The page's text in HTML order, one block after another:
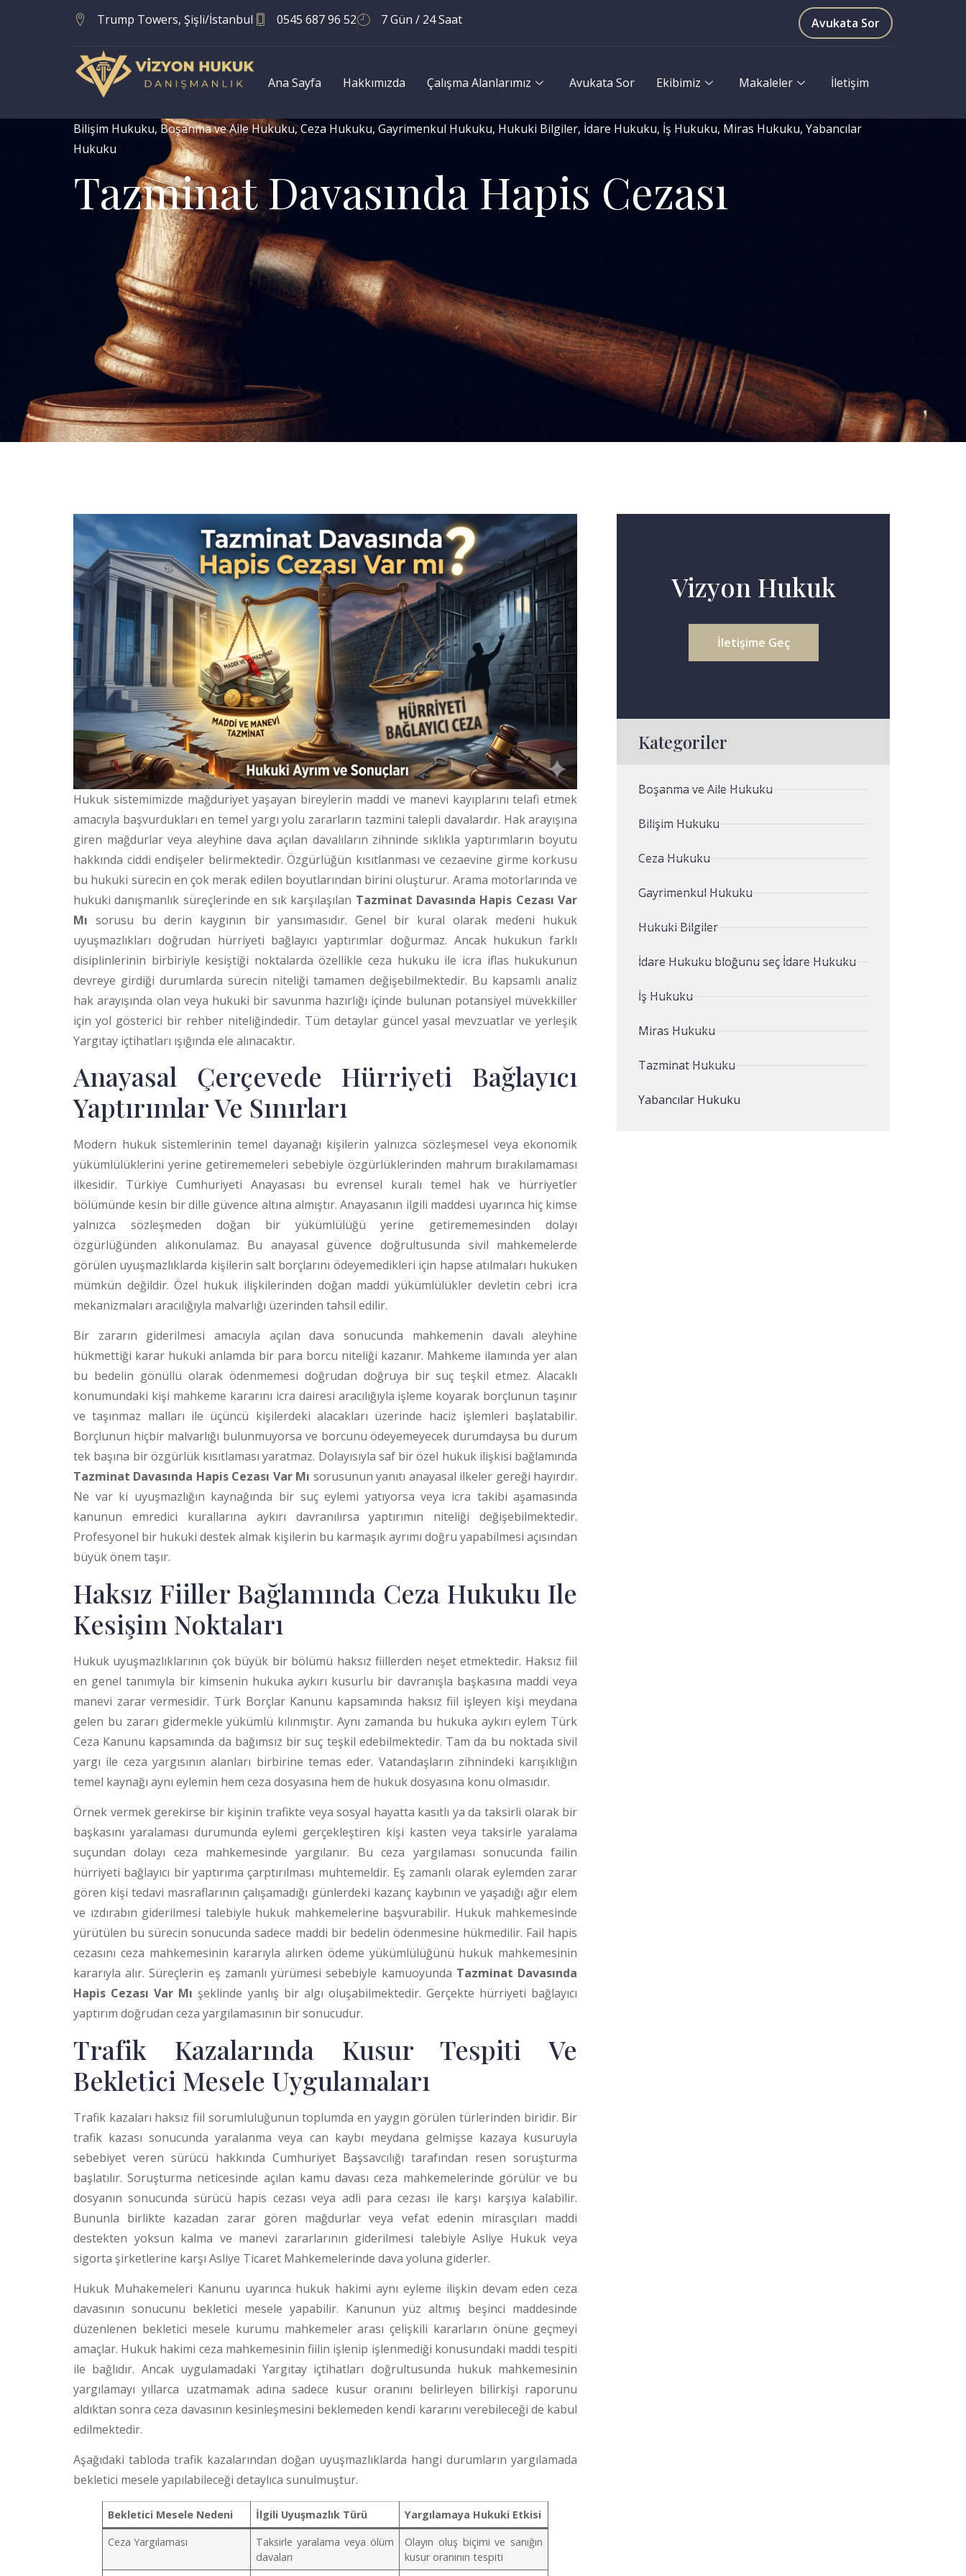
Trump Towers, Şişli/İstanbul 0545 687 96 52 7 Gün / 24 Saat Avukata Sor
Ana Sayfa Hakkımızda Çalışma Alanlarımız Avukata Sor Ekibimiz Makaleler İletişim
Bilişim Hukuku, Boşanma ve Aile Hukuku,Ceza Hukuku, Gayrimenkul Hukuku, Hukuki Bilgiler, İdare Hukuku, İş Hukuku, Miras Hukuku, Yabancılar
Hukuku
Tazminat Davasında Hapis Cezası
Hukuk sistemimizde mağduriyet yaşayan bireylerin maddi ve manevi kayıplarını telafi etmek
amacıyla başvurdukları en temel yargı yolu zararların tazmini talepli davalardır. Hak arayışına
giren mağdurlar veya aleyhine dava açılan davalıların zihninde sıklıkla yaptırımların boyutu
hakkında ciddi endişeler belirmektedir. Özgürlüğün kısıtlanması ve cezaevine girme korkusu
bu hukuki sürecin en çok merak edilen boyutlarından birini oluşturur. Arama motorlarında ve
hukuki danışmanlık süreçlerinde en sık karşılaşılan Tazminat Davasında Hapis Cezası Var
Mı sorusu bu derin kaygının bir yansımasıdır. Genel bir kural olarak medeni hukuk
uyuşmazlıkları doğrudan hürriyeti bağlayıcı yaptırımlar doğurmaz. Ancak hukukun farklı
disiplinlerinin birbiriyle kesiştiği noktalarda özellikle ceza hukuku ile icra iflas hukukunun
devreye girdiği durumlarda sürecin niteliği tamamen değişebilmektedir. Bu kapsamlı analiz
hak arayışında olan veya hukuki bir savunma hazırlığı içinde bulunan potansiyel müvekkiller
için yol gösterici bir rehber niteliğindedir. Tüm detaylar güncel yasal mevzuatlar ve yerleşik
Yargıtay içtihatları ışığında ele alınacaktır.
Anayasal Çerçevede Hürriyeti Bağlayıcı
Yaptırımlar Ve Sınırları
Modern hukuk sistemlerinin temel dayanağı kişilerin yalnızca sözleşmesel veya ekonomik
yükümlülüklerini yerine getirememeleri sebebiyle özgürlüklerinden mahrum bırakılamaması
ilkesidir. Türkiye Cumhuriyeti Anayasası bu evrensel kuralı temel hak ve hürriyetler
bölümünde kesin bir dille güvence altına almıştır. Anayasanın ilgili maddesi uyarınca hiç kimse
yalnızca sözleşmeden doğan bir yükümlülüğü yerine getirememesinden dolayı
özgürlüğünden alıkonulamaz. Bu anayasal güvence doğrultusunda sivil mahkemelerde
görülen uyuşmazlıklarda kişilerin salt borçlarını ödeyemedikleri için hapse atılmaları hukuken
mümkün değildir. Özel hukuk ilişkilerinden doğan maddi yükümlülükler devletin cebri icra
mekanizmaları aracılığıyla malvarlığı üzerinden tahsil edilir.
Bir zararın giderilmesi amacıyla açılan dava sonucunda mahkemenin davalı aleyhine
hükmettiği karar hukuki anlamda bir para borcu niteliği kazanır. Mahkeme ilamında yer alan
bu bedelin gönüllü olarak ödenmemesi doğrudan doğruya bir suç teşkil etmez. Alacaklı
konumundaki kişi mahkeme kararını icra dairesi aracılığıyla işleme koyarak borçlunun taşınır
ve taşınmaz malları ile üçüncü kişilerdeki alacakları üzerinde haciz işlemleri başlatabilir.
Borçlunun hiçbir malvarlığı bulunmuyorsa ve borcunu ödeyemeyecek durumdaysa bu durum
tek başına bir özgürlük kısıtlaması yaratmaz. Dolayısıyla saf bir özel hukuk ilişkisi bağlamında
Tazminat Davasında Hapis Cezası Var Mı sorusunun yanıtı anayasal ilkeler gereği hayırdır.
Ne var ki uyuşmazlığın kaynağında bir suç eylemi yatıyorsa veya icra takibi aşamasında
kanunun emredici kurallarına aykırı davranılırsa yaptırımın niteliği değişebilmektedir.
Profesyonel bir hukuki destek almak kişilerin bu karmaşık ayrımı doğru yapabilmesi açısından
büyük önem taşır.
Haksız Fiiller Bağlamında Ceza Hukuku Ile
Kesişim Noktaları
Hukuk uyuşmazlıklarının çok büyük bir bölümü haksız fiillerden neşet etmektedir. Haksız fiil
en genel tanımıyla bir kimsenin hukuka aykırı kusurlu bir davranışla başkasına maddi veya
manevi zarar vermesidir. Türk Borçlar Kanunu kapsamında haksız fiil işleyen kişi meydana
gelen bu zararı gidermekle yükümlü kılınmıştır. Aynı zamanda bu hukuka aykırı eylem Türk
Ceza Kanunu kapsamında da bağımsız bir suç teşkil edebilmektedir. Tam da bu noktada sivil
yargı ile ceza yargısının alanları birbirine temas eder. Vatandaşların zihnindeki karışıklığın
temel kaynağı aynı eylemin hem ceza dosyasına hem de hukuk dosyasına konu olmasıdır.
Örnek vermek gerekirse bir kişinin trafikte veya sosyal hayatta kasıtlı ya da taksirli olarak bir
başkasını yaralaması durumunda eylemi gerçekleştiren kişi kasten veya taksirle yaralama
suçundan dolayı ceza mahkemesinde yargılanır. Bu ceza yargılaması sonucunda failin
hürriyeti bağlayıcı bir yaptırıma çarptırılması muhtemeldir. Eş zamanlı olarak eylemden zarar
gören kişi tedavi masraflarının çalışamadığı günlerdeki kazanç kaybının ve yaşadığı ağır elem
ve ızdırabın giderilmesi talebiyle hukuk mahkemelerine başvurabilir. Hukuk mahkemesinde
yürütülen bu sürecin sonucunda sadece maddi bir bedelin ödenmesine hükmedilir. Fail hapis
cezasını ceza mahkemesinin kararıyla alırken ödeme yükümlülüğünü hukuk mahkemesinin
kararıyla alır. Süreçlerin eş zamanlı yürümesi sebebiyle kamuoyunda Tazminat Davasında
Hapis Cezası Var Mı şeklinde yanlış bir algı oluşabilmektedir. Gerçekte hürriyeti bağlayıcı
yaptırım doğrudan ceza yargılamasının bir sonucudur.
Trafik Kazalarında Kusur Tespiti Ve
Bekletici Mesele Uygulamaları
Trafik kazaları haksız fiil sorumluluğunun toplumda en yaygın görülen türlerinden biridir. Bir
trafik kazası sonucunda yaralanma veya can kaybı meydana gelmişse kazaya kusuruyla
sebebiyet veren sürücü hakkında Cumhuriyet Başsavcılığı tarafından resen soruşturma
başlatılır. Soruşturma neticesinde açılan kamu davası ceza mahkemelerinde görülür ve bu
dosyanın sonucunda sürücü hapis cezası veya adli para cezası ile karşı karşıya kalabilir.
Bununla birlikte kazadan zarar gören mağdurlar veya vefat edenin mirasçıları maddi
destekten yoksun kalma ve manevi zararlarının giderilmesi talebiyle Asliye Hukuk veya
sigorta şirketlerine karşı Asliye Ticaret Mahkemelerinde dava yoluna giderler.
Hukuk Muhakemeleri Kanunu uyarınca hukuk hakimi aynı eyleme ilişkin devam eden ceza
davasının sonucunu bekletici mesele yapabilir. Kanunun yüz altmış beşinci maddesinde
düzenlenen bekletici mesele kurumu mahkemeler arası çelişkili kararların önüne geçmeyi
amaçlar. Hukuk hakimi ceza mahkemesinin fiilin işlenip işlenmediği konusundaki maddi tespiti
ile bağlıdır. Ancak uygulamadaki Yargıtay içtihatları doğrultusunda hukuk mahkemesinin
yargılamayı yıllarca uzatmamak adına sadece kusur oranını belirleyen bilirkişi raporunu
aldıktan sonra ceza davasının kesinleşmesini beklemeden kendi kararını verebileceği de kabul
edilmektedir.
Aşağıdaki tabloda trafik kazalarından doğan uyuşmazlıklarda hangi durumların yargılamada
bekletici mesele yapılabileceği detaylıca sunulmuştur.
Bekletici Mesele Nedeni İlgili Uyuşmazlık Türü
Yargılamaya Hukuki Etkisi
Ceza Yargılaması
Taksirle yaralama veya ölüm
davaları
Olayın oluş biçimi ve sanığın
kusur oranının tespiti
Vizyon Hukuk
İletişime Geç
Kategoriler
Boşanma ve Aile Hukuku
Bilişim Hukuku
Ceza Hukuku
Gayrimenkul Hukuku
Hukuki Bilgiler
İdare Hukuku bloğunu seç İdare Hukuku
İş Hukuku
Miras Hukuku
Tazminat Hukuku
Yabancılar Hukuku